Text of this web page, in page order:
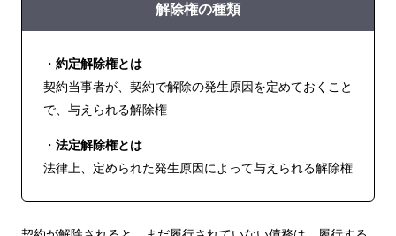
解除権の種類
・ 約定解除権とは
契約当事者が、契約で解除の発生原因を定めておくこと
で、与えられる解除権
・ 法定解除権とは
法律上、定められた発生原因によって与えられる解除権